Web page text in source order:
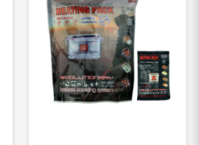
utvalda för att ge dig den bästa
var ditt friluftsliv tar dig.
med rättFiskelinor och Krok &
Se även till att ha rättVerktyg
matlagning smidig och effektiv.